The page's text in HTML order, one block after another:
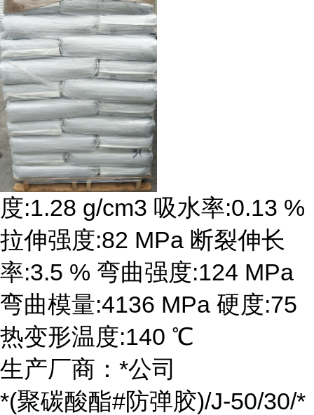
度:1.28 g/cm3 吸水率:0.13 %
拉伸强度:82 MPa 断裂伸长
率:3.5 % 弯曲强度:124 MPa
弯曲模量:4136 MPa 硬度:75
热变形温度:140 ℃
生产厂商：*公司
*(聚碳酸酯#防弹胶)/J-50/30/*